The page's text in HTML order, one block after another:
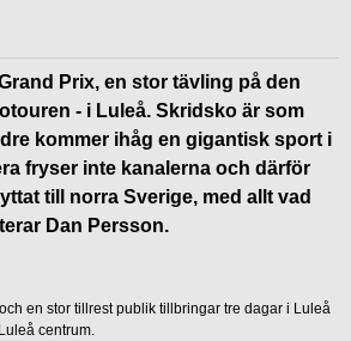
Prix, en stor tävling på den
- i Luleå. Skridsko är som
kommer ihåg en gigantisk sport i
fryser inte kanalerna och därför
till norra Sverige, med allt vad
Dan Persson.
en stor tillrest publik tillbringar tre dagar i Luleå
centrum.